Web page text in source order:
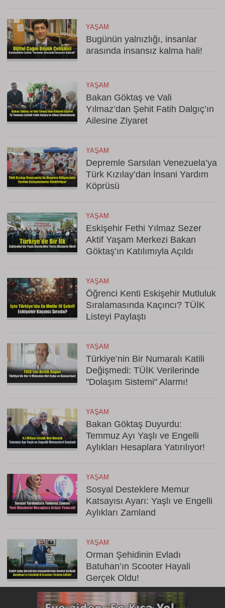
YAŞAM
Bugünün yalnızlığı, insanlar
arasında insansız kalma hali!
YAŞAM
Bakan Göktaş ve Vali
Yılmaz’dan Şehit Fatih Dalgıç’ın
Ailesine Ziyaret
YAŞAM
Depremle Sarsılan Venezuela’ya
Türk Kızılay’dan İnsani Yardım
Köprüsü
YAŞAM
Eskişehir Fethi Yılmaz Sezer
Aktif Yaşam Merkezi Bakan
Göktaş’ın Katılımıyla Açıldı
YAŞAM
Öğrenci Kenti Eskişehir Mutluluk
Sıralamasında Kaçıncı? TÜİK
Listeyi Paylaştı
YAŞAM
Türkiye’nin Bir Numaralı Katili
Değişmedi: TÜİK Verilerinde
"Dolaşım Sistemi" Alarmı!
YAŞAM
Bakan Göktaş Duyurdu:
Temmuz Ayı Yaşlı ve Engelli
Aylıkları Hesaplara Yatırılıyor!
YAŞAM
Sosyal Desteklere Memur
Katsayısı Ayarı: Yaşlı ve Engelli
Aylıkları Zamland
YAŞAM
Orman Şehidinin Evladı
Batuhan’ın Scooter Hayali
Gerçek Oldu!